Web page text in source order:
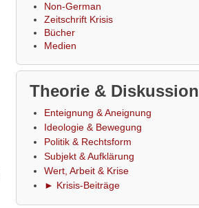
Non-German
Zeitschrift Krisis
Bücher
Medien
Theorie & Diskussion
Enteignung & Aneignung
Ideologie & Bewegung
Politik & Rechtsform
Subjekt & Aufklärung
Wert, Arbeit & Krise
► Krisis-Beiträge